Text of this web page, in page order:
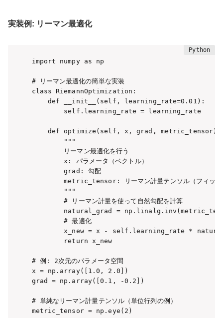
実装例: リーマン最適化
import numpy as np
# リーマン最適化の簡単な実装
class RiemannOptimization:
    def __init__(self, learning_rate=0.01):
        self.learning_rate = learning_rate
    def optimize(self, x, grad, metric_tensor):
        """
        リーマン最適化を行う
        x: パラメータ（ベクトル）
        grad: 勾配
metric_tensor: リーマン計量テンソル（フィッシ
        """
        # リーマン計量を使って自然勾配を計算
natural_grad =
        # 最適化
x_new = x - self.learning_rate *
        return x_new
# 例: 2次元のパラメータ空間
x = np.array([1.0, 2.0])
grad = np.array([0.1, -0.2])
# 単純なリーマン計量テンソル（単位行列の例）
metric_tensor = np.eye(2)